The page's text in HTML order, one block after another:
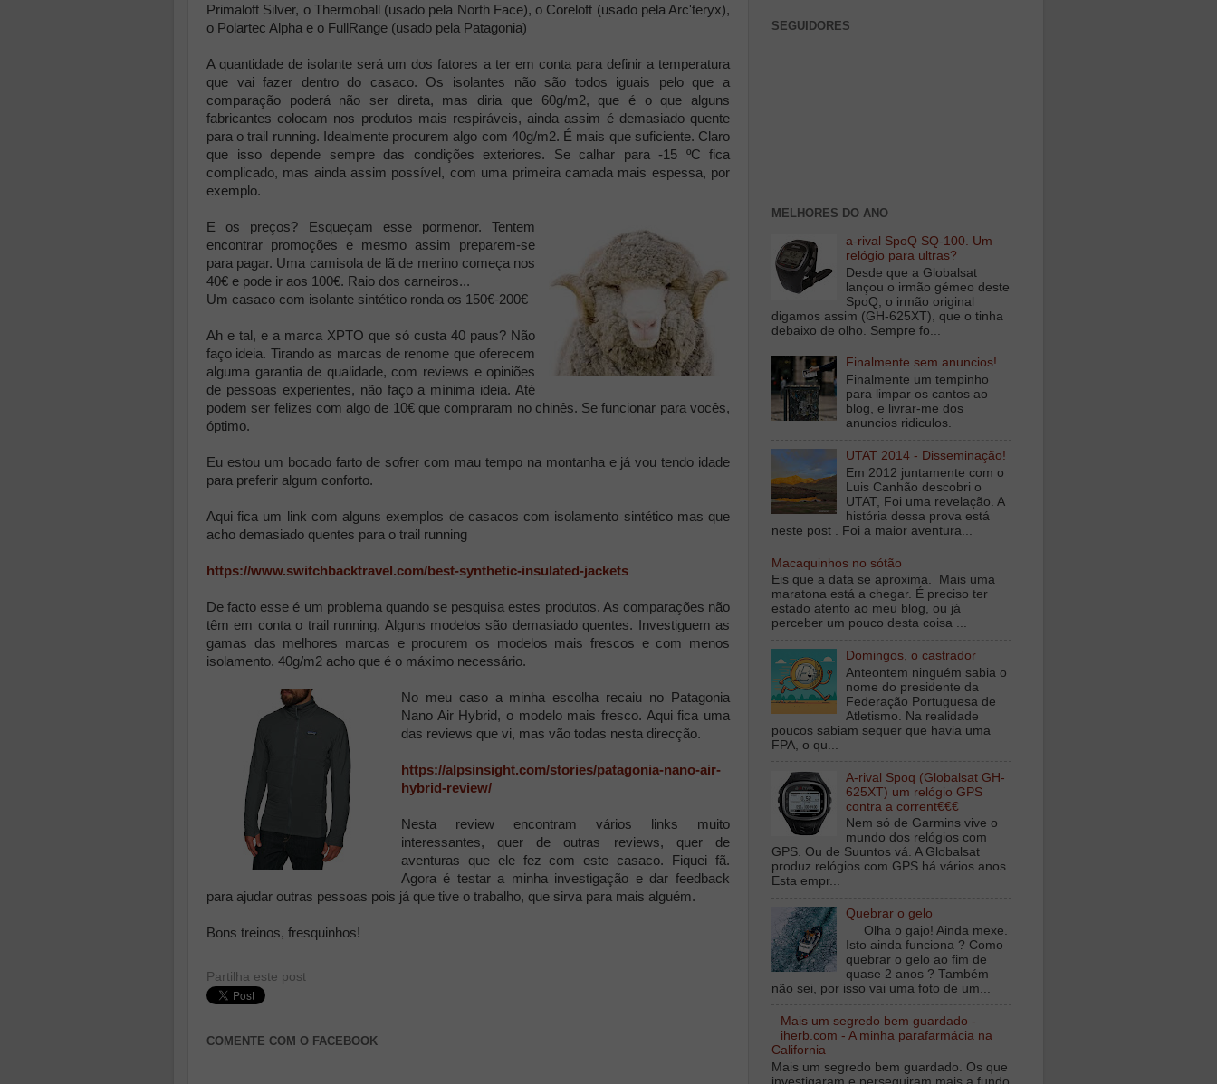
Primaloft Silver, o Thermoball (usado pela North Face), o Coreloft (usado pela Arc'teryx),
o Polartec Alpha e o FullRange (usado pela Patagonia)
A quantidade de isolante será um dos fatores a ter em conta para definir a temperatura
que vai fazer dentro do casaco. Os isolantes não são todos iguais pelo que a
comparação poderá não ser direta, mas diria que 60g/m2, que é o que alguns
fabricantes colocam nos produtos mais respiráveis, ainda assim é demasiado quente
para o trail running. Idealmente procurem algo com 40g/m2. É mais que suficiente. Claro
que isso depende sempre das condições exteriores. Se calhar para -15 ºC fica
complicado, mas ainda assim possível, com uma primeira camada mais espessa, por
exemplo.
E os preços? Esqueçam esse pormenor. Tentem
encontrar promoções e mesmo assim preparem-se
para pagar. Uma camisola de lã de merino começa nos
40€ e pode ir aos 100€. Raio dos carneiros...
Um casaco com isolante sintético ronda os 150€-200€
Ah e tal, e a marca XPTO que só custa 40 paus? Não
faço ideia. Tirando as marcas de renome que oferecem
alguma garantia de qualidade, com reviews e opiniões
de pessoas experientes, não faço a mínima ideia. Até
podem ser felizes com algo de 10€ que compraram no chinês. Se funcionar para vocês,
óptimo.
Eu estou um bocado farto de sofrer com mau tempo na montanha e já vou tendo idade
para preferir algum conforto.
Aqui fica um link com alguns exemplos de casacos com isolamento sintético mas que
acho demasiado quentes para o trail running
https://www.switchbacktravel.com/best-synthetic-insulated-jackets
De facto esse é um problema quando se pesquisa estes produtos. As comparações não
têm em conta o trail running. Alguns modelos são demasiado quentes. Investiguem as
gamas das melhores marcas e procurem os modelos mais frescos e com menos
isolamento. 40g/m2 acho que é o máximo necessário.
No meu caso a minha escolha recaiu no Patagonia
Nano Air Hybrid, o modelo mais fresco. Aqui fica uma
das reviews que vi, mas vão todas nesta direcção.
https://alpsinsight.com/stories/patagonia-nano-air-
hybrid-review/
Nesta review encontram vários links muito
interessantes, quer de outras reviews, quer de
aventuras que ele fez com este casaco. Fiquei fã.
Agora é testar a minha investigação e dar feedback
para ajudar outras pessoas pois já que tive o trabalho, que sirva para mais alguém.
Bons treinos, fresquinhos!
Partilha este post
COMENTE COM O FACEBOOK
SEGUIDORES
MELHORES DO ANO
a-rival SpoQ SQ-100. Um
relógio para ultras?
Desde que a Globalsat
lançou o irmão gémeo deste
SpoQ, o irmão original
digamos assim (GH-625XT), que o tinha
debaixo de olho. Sempre fo...
Finalmente sem anuncios!
Finalmente um tempinho
para limpar os cantos ao
blog, e livrar-me dos
anuncios ridiculos.
UTAT 2014 - Disseminação!
Em 2012 juntamente com o
Luis Canhão descobri o
UTAT, Foi uma revelação. A
história dessa prova está
neste post . Foi a maior aventura...
Macaquinhos no sótão
Eis que a data se aproxima. Mais uma
maratona está a chegar. É preciso ter
estado atento ao meu blog, ou já
perceber um pouco desta coisa ...
Domingos, o castrador
Anteontem ninguém sabia o
nome do presidente da
Federação Portuguesa de
Atletismo. Na realidade
poucos sabiam sequer que havia uma
FPA, o qu...
A-rival Spoq (Globalsat GH-
625XT) um relógio GPS
contra a corrent€€€
Nem só de Garmins vive o
mundo dos relógios com
GPS. Ou de Suuntos vá. A Globalsat
produz relógios com GPS há vários anos.
Esta empr...
Quebrar o gelo
Olha o gajo! Ainda mexe.
Isto ainda funciona ? Como
quebrar o gelo ao fim de
quase 2 anos ? Também
não sei, por isso vai uma foto de um...
Mais um segredo bem guardado -
iherb.com - A minha parafarmácia na
California
Mais um segredo bem guardado. Os que